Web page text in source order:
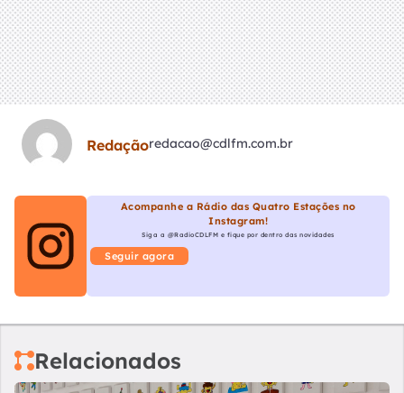
Redaçãoredacao@cdlfm.com.br
Acompanhe a Rádio das Quatro Estações no
Instagram!
Siga a @RadioCDLFM e fique por dentro das novidades
Seguir agora
Relacionados